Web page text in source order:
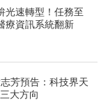
光速轉型！任務至
療資訊系統翻新
芳預告：科技界天
大方向